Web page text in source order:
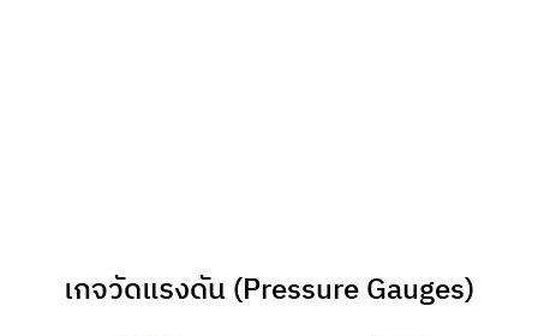
เกจวัดแรงดัน (Pressure Gauges)